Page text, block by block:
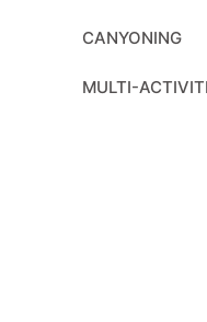
naar
inhoud
CANYONING
MULTI-